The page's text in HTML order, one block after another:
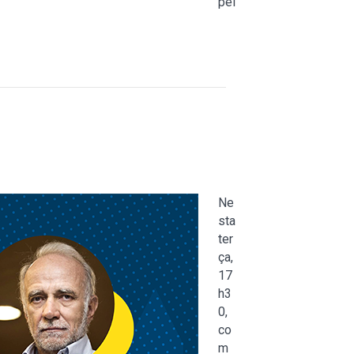
Ne
sta
ter
ça,
17
h3
0,
co
m